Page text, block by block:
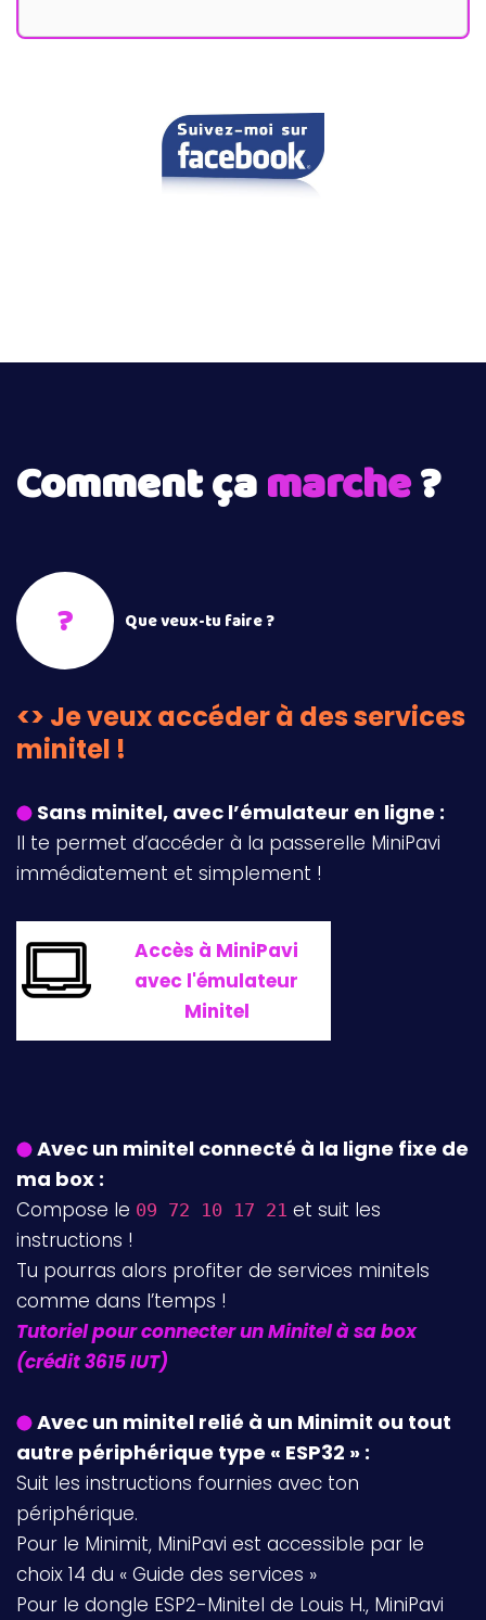
Comment çamarche?
? Que veux-tu faire ?
<> Je veux accéder à des services
minitel !
Sans minitel, avec l’émulateur en ligne :
Il te permet d’accéder à la passerelle MiniPavi
immédiatement et simplement !
Accès à MiniPavi
avec l'émulateur
Minitel
Avec un minitel connecté à la ligne fixe de
ma box :
Compose le 09 72 10 17 21 et suit les
instructions !
Tu pourras alors profiter de services minitels
comme dans l’temps !
Tutoriel pour connecter un Minitel à sa box
(crédit 3615 IUT)
Avec un minitel relié à un Minimit ou tout
autre périphérique type « ESP32 » :
Suit les instructions fournies avec ton
périphérique.
Pour le Minimit, MiniPavi est accessible par le
choix 14 du « Guide des services »
Pour le dongle ESP2-Minitel de Louis H., MiniPavi